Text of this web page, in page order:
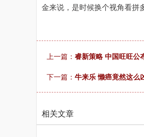
金来说，是时候换个视角看拼
上一篇： 睿新策略 中国旺旺公
下一篇： 牛来乐 懒癌竟然这么
相关文章